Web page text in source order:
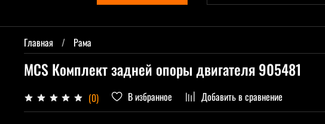
Главная Рама
MCS Комплект задней опоры двигателя 905481
(0) В избранное Добавить в сравнение